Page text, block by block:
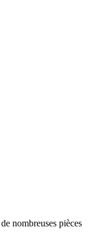
nombreuses pièces